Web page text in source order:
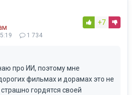
1 734
+7
про ИИ, поэтому мне
фильмах и дорамах это не
гордятся своей